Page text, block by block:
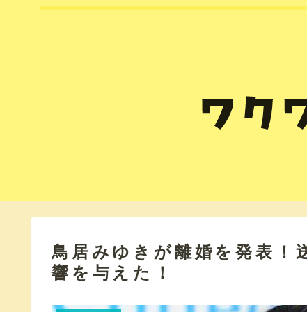
鳥居みゆきが離婚を発表！
響を与えた！